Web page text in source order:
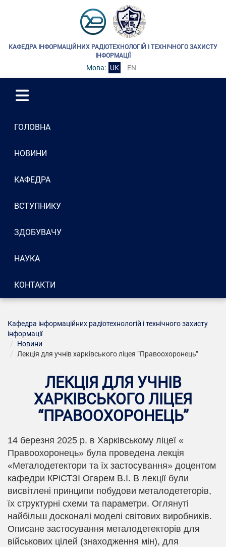
КАФЕДРА ІНФОРМАЦІЙНИХ РАДІОТЕХНОЛОГІЙ І ТЕХНІЧНОГО ЗАХИСТУ
ІНФОРМАЦІЇ
Мова: UK EN
ГОЛОВНА
НОВИНИ
КАФЕДРА
ВСТУПНИКУ
ЗДОБУВАЧУ
НАУКА
КОНТАКТИ
Кафедра інформаційних радіотехнологій і технічного захисту
інформації
Новини
Лекція для учнів харківського ліцея “Правоохоронець”
ЛЕКЦІЯ ДЛЯ УЧНІВ
ХАРКІВСЬКОГО ЛІЦЕЯ
“ПРАВООХОРОНЕЦЬ”
14 березня 2025 р. в Харківському ліцеї «
Правоохоронець» була проведена лекція
«Металодетектори та їх застосування» доцентом
кафедри КРіСТЗІ Огарем В.І. В лекції були
висвітлені принципи побудови металодететорів,
їх структурні схеми та параметри. Оглянуті
найбільш досконалі моделі світових виробників.
Описане застосування металодетекторів для
військових цілей (знаходження мін), для